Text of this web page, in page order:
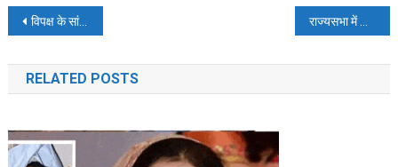
Post
navigation
विपक्ष के सांसदों ने संसद भवन परिसर में किया धरना-प्रदर्शन, प्रधानमंत्री बोले-तब तक धरने में बैठे रहेंगे, जब तक उनका निलंबन वापस नहीं होता
RELATED POSTS